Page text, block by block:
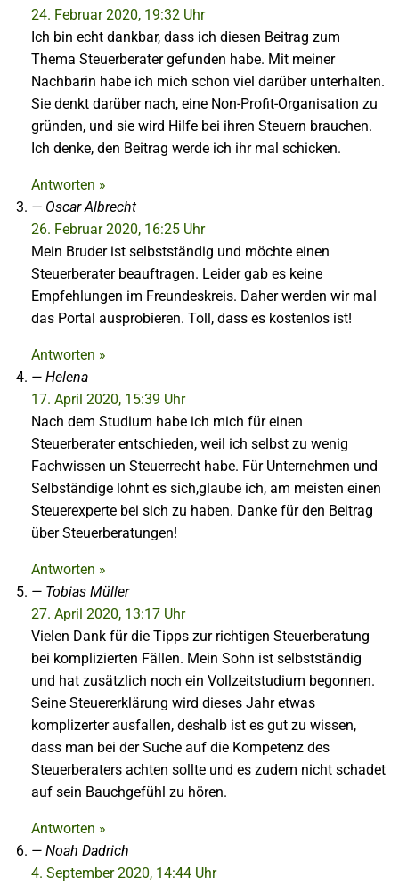
24. Februar 2020, 19:32 Uhr
Ich bin echt dankbar, dass ich diesen Beitrag zum
Thema Steuerberater gefunden habe. Mit meiner
Nachbarin habe ich mich schon viel darüber unterhalten.
Sie denkt darüber nach, eine Non-Profit-Organisation zu
gründen, und sie wird Hilfe bei ihren Steuern brauchen.
Ich denke, den Beitrag werde ich ihr mal schicken.
Antworten »
Oscar Albrecht
26. Februar 2020, 16:25 Uhr
Mein Bruder ist selbstständig und möchte einen
Steuerberater beauftragen. Leider gab es keine
Empfehlungen im Freundeskreis. Daher werden wir mal
das Portal ausprobieren. Toll, dass es kostenlos ist!
Antworten »
Helena
17. April 2020, 15:39 Uhr
Nach dem Studium habe ich mich für einen
Steuerberater entschieden, weil ich selbst zu wenig
Fachwissen un Steuerrecht habe. Für Unternehmen und
Selbständige lohnt es sich,glaube ich, am meisten einen
Steuerexperte bei sich zu haben. Danke für den Beitrag
über Steuerberatungen!
Antworten »
Tobias Müller
27. April 2020, 13:17 Uhr
Vielen Dank für die Tipps zur richtigen Steuerberatung
bei komplizierten Fällen. Mein Sohn ist selbstständig
und hat zusätzlich noch ein Vollzeitstudium begonnen.
Seine Steuererklärung wird dieses Jahr etwas
komplizerter ausfallen, deshalb ist es gut zu wissen,
dass man bei der Suche auf die Kompetenz des
Steuerberaters achten sollte und es zudem nicht schadet
auf sein Bauchgefühl zu hören.
Antworten »
Noah Dadrich
4. September 2020, 14:44 Uhr